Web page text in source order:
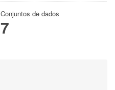
Conjuntos de dados
7